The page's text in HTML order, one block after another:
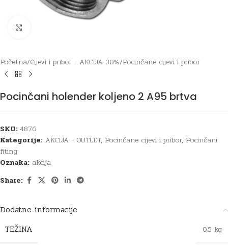
Početna/Cijevi i pribor - AKCIJA 30%/Pocinčane cijevi i pribor
Pocinčani holender koljeno 2 A95 brtva
SKU:4876
Kategorije: AKCIJA - OUTLET, Pocinčane cijevi i pribor, Pocinčani
fiting
Oznaka: akcija
Share:
Dodatne informacije
TEŽINA
0,5 kg